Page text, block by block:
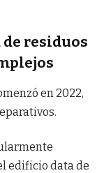
residuos
en 2022,
edificio data de